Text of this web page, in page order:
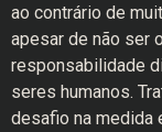
ao contrário de
apesar de não ser
responsabilidade
seres humanos.
desafio na medida